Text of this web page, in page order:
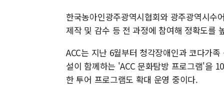
한국농아인광주광역시협회와 광주광역시수
제작 및 감수 등 전 과정에 참여해 정확도를
ACC는 지난 6월부터 청각장애인과 코다가
설이 함께하는 'ACC 문화탐방 프로그램'을
한 투어 프로그램도 확대 운영 중이다.